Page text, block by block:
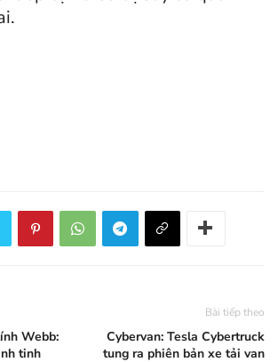
Webb:
tinh
Bài tiếp theo
Cybervan: Tesla Cybertruck
tung ra phiên bản xe tải van